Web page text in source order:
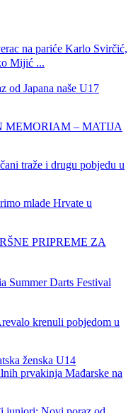
na pariće Karlo Svirčić,
Mijić ...
od Japana naše U17
MEMORIAM – MATIJA
traže i drugu pobjedu u
mlade Hrvate u
PRIPREME ZA
Summer Darts Festival
krenuli pobjedom u
ženska U14
prvakinja Mađarske na